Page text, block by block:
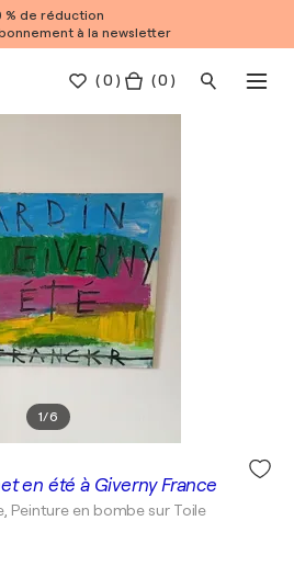
% de réduction
à la newsletter
(0 ) ( 0 )
1/6
en été à Giverny France
Peinture en bombe sur Toile